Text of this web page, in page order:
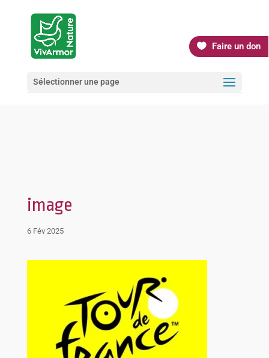
Faire un don
Sélectionner une page
image
6 Fév 2025